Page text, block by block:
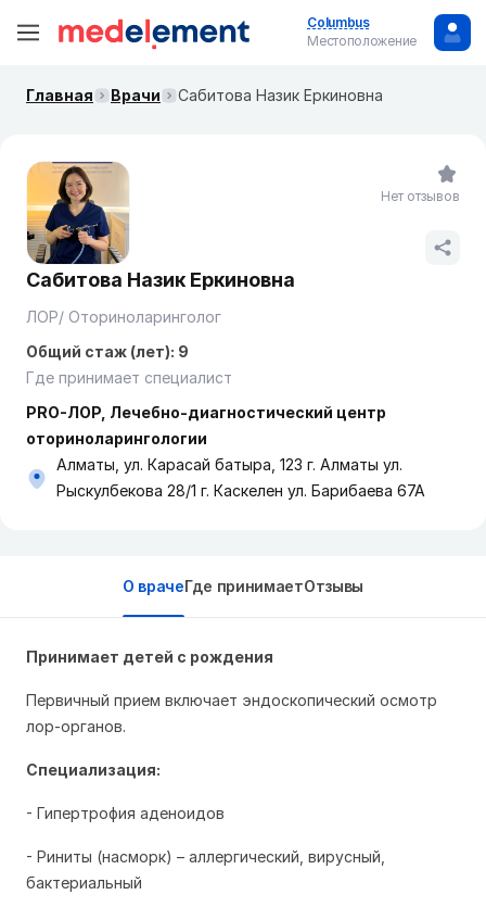
Columbus
Местоположение
Главная Врачи Сабитова Назик Еркиновна
Сабитова Назик Еркиновна
ЛОР/ Оториноларинголог
Общий стаж (лет): 9
Где принимает специалист
PRO-ЛОР, Лечебно-диагностический центр
оториноларингологии
Алматы, ул. Карасай батыра, 123 г. Алматы ул.
Рыскулбекова 28/1 г. Каскелен ул. Барибаева 67А
Нет отзывов
О врачеГде принимаетОтзывы
Принимает детей с рождения
Первичный прием включает эндоскопический осмотр
лор-органов.
Специализация:
- Гипертрофия аденоидов
- Риниты (насморк) – аллергический, вирусный,
бактериальный